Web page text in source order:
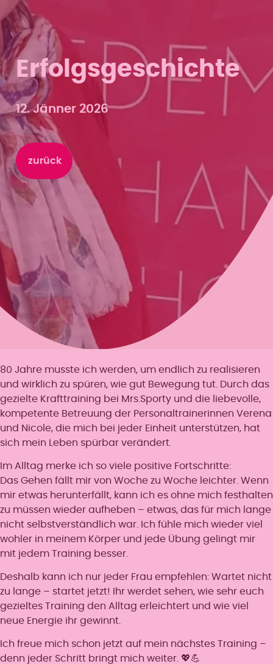
Erfolgsgeschichte
12. Jänner 2026
zurück
80 Jahre musste ich werden, um endlich zu realisieren
und wirklich zu spüren, wie gut Bewegung tut. Durch das
gezielte Krafttraining bei Mrs.Sporty und die liebevolle,
kompetente Betreuung der Personaltrainerinnen Verena
und Nicole, die mich bei jeder Einheit unterstützen, hat
sich mein Leben spürbar verändert.
Im Alltag merke ich so viele positive Fortschritte:
Das Gehen fällt mir von Woche zu Woche leichter. Wenn
mir etwas herunterfällt, kann ich es ohne mich festhalten
zu müssen wieder aufheben – etwas, das für mich lange
nicht selbstverständlich war. Ich fühle mich wieder viel
wohler in meinem Körper und jede Übung gelingt mir
mit jedem Training besser.
Deshalb kann ich nur jeder Frau empfehlen: Wartet nicht
zu lange – startet jetzt! Ihr werdet sehen, wie sehr euch
gezieltes Training den Alltag erleichtert und wie viel
neue Energie ihr gewinnt.
Ich freue mich schon jetzt auf mein nächstes Training –
denn jeder Schritt bringt mich weiter. 💖💪